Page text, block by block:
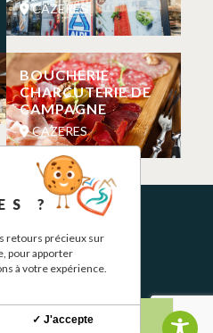
CAZERES
BOUCHERIE
CHARCUTERIE DE
CAMPAGNE
CAZERES
?
retours précieux sur
pour apporter
à votre expérience.
✓ J'accepte